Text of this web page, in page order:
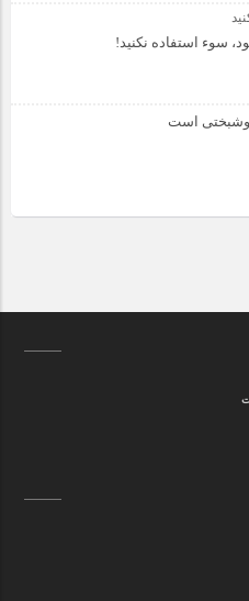
سوء استفاده نکنید!
است